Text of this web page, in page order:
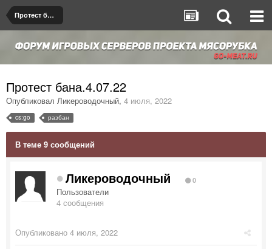
Протест бана/мута
Протест бана.4.07.22
Опубликовал Ликероводочный, 4 июля, 2022
cs:go разбан
В теме 9 сообщений
Ликероводочный 0
Пользователи
4 сообщения
Опубликовано 4 июля, 2022